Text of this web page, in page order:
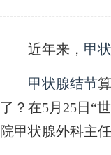
近年来， 甲
甲状腺结节
了？在5月25日“
院甲状腺外科主